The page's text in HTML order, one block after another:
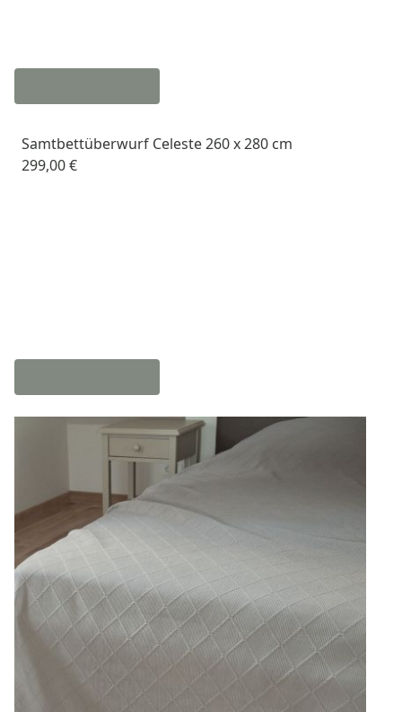
Samtbettüberwurf Celeste 260 x 280 cm
299,00 €